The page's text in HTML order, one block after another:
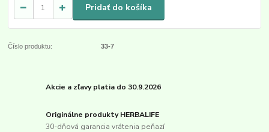
Pridať do košíka
Číslo produktu: 33-7
Akcie a zľavy platia do 30.9.2026
Originálne produkty HERBALIFE
30-dňová garancia vrátenia peňazí